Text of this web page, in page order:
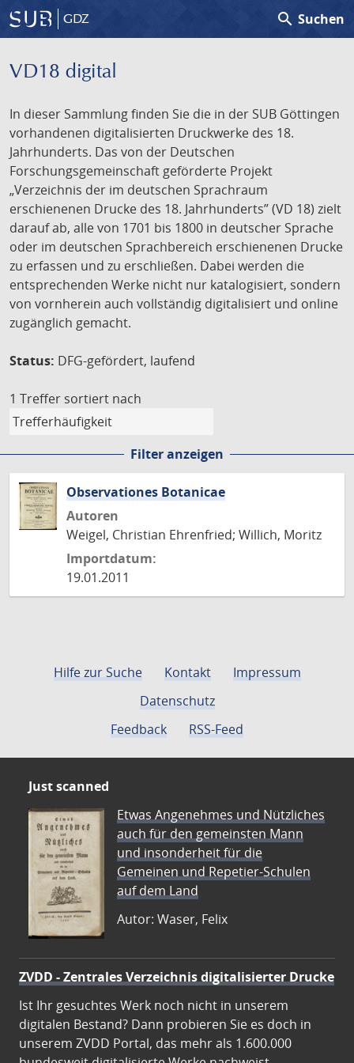
GDZ search Suchen
VD18 digital
In dieser Sammlung finden Sie die in der SUB Göttingen
vorhandenen digitalisierten Druckwerke des 18.
Jahrhunderts. Das von der Deutschen
Forschungsgemeinschaft geförderte Projekt
„Verzeichnis der im deutschen Sprachraum
erschienenen Drucke des 18. Jahrhunderts” (VD 18) zielt
darauf ab, alle von 1701 bis 1800 in deutscher Sprache
oder im deutschen Sprachbereich erschienenen Drucke
zu erfassen und zu erschließen. Dabei werden die
entsprechenden Werke nicht nur katalogisiert, sondern
von vornherein auch vollständig digitalisiert und online
zugänglich gemacht.
Status: DFG-gefördert, laufend
1 Treffer sortiert nach
Filter anzeigen
Observationes Botanicae
Autoren
Weigel, Christian Ehrenfried; Willich, Moritz
Importdatum:
19.01.2011
Hilfe zur Suche Kontakt
Impressum
Datenschutz
Feedback
RSS-Feed
Just scanned
Etwas Angenehmes und Nützliches
auch für den gemeinsten Mann
und insonderheit für die
Gemeinen und Repetier-Schulen
auf dem Land
Autor: Waser, Felix
ZVDD - Zentrales Verzeichnis digitalisierter Drucke
Ist Ihr gesuchtes Werk noch nicht in unserem
digitalen Bestand? Dann probieren Sie es doch in
unserem ZVDD Portal, das mehr als 1.600.000